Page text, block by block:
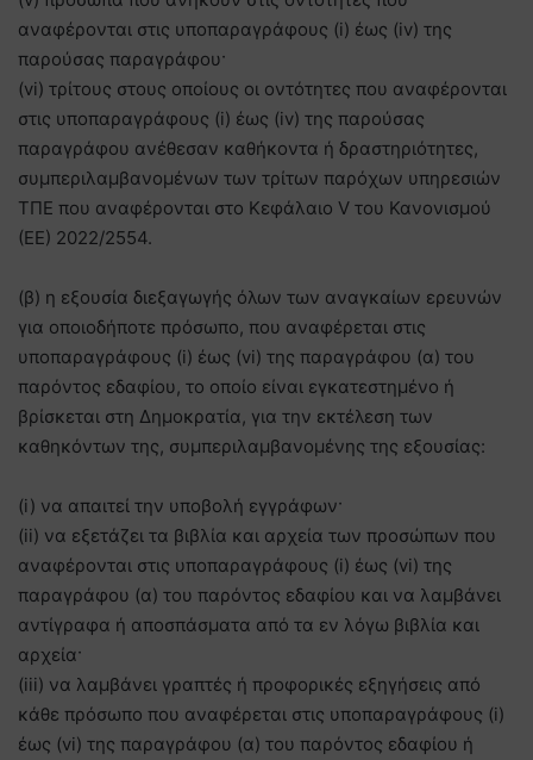
αναφέρονται στις υποπαραγράφους (i) έως (iv) της
παρούσας παραγράφου·
(vi) τρίτους στους οποίους οι οντότητες που αναφέρονται
στις υποπαραγράφους (i) έως (iv) της παρούσας
παραγράφου ανέθεσαν καθήκοντα ή δραστηριότητες,
συμπεριλαμβανομένων των τρίτων παρόχων υπηρεσιών
ΤΠΕ που αναφέρονται στο Κεφάλαιο V του Κανονισμού
(ΕΕ) 2022/2554.
(β) η εξουσία διεξαγωγής όλων των αναγκαίων ερευνών
για οποιοδήποτε πρόσωπο, που αναφέρεται στις
υποπαραγράφους (i) έως (vi) της παραγράφου (α) του
παρόντος εδαφίου, το οποίο είναι εγκατεστημένο ή
βρίσκεται στη Δημοκρατία, για την εκτέλεση των
καθηκόντων της, συμπεριλαμβανομένης της εξουσίας:
(i) να απαιτεί την υποβολή εγγράφων·
(ii) να εξετάζει τα βιβλία και αρχεία των προσώπων που
αναφέρονται στις υποπαραγράφους (i) έως (vi) της
παραγράφου (α) του παρόντος εδαφίου και να λαμβάνει
αντίγραφα ή αποσπάσματα από τα εν λόγω βιβλία και
αρχεία·
(iii) να λαμβάνει γραπτές ή προφορικές εξηγήσεις από
κάθε πρόσωπο που αναφέρεται στις υποπαραγράφους (i)
έως (vi) της παραγράφου (α) του παρόντος εδαφίου ή